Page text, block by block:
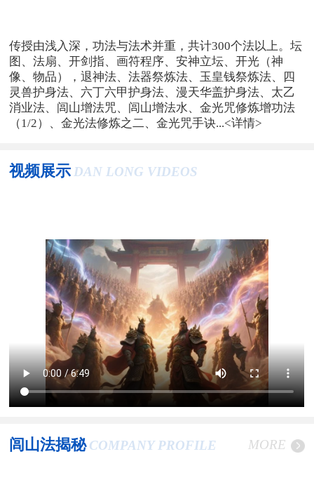
传授由浅入深，功法与法术并重，共计300个法以上。坛
图、法扇、开剑指、画符程序、安神立坛、开光（神
像、物品），退神法、法器祭炼法、玉皇钱祭炼法、四
灵兽护身法、六丁六甲护身法、漫天华盖护身法、太乙
消业法、闾山增法咒、闾山增法水、金光咒修炼增功法
（1/2）、金光法修炼之二、金光咒手诀...<详情>
视频展示 DAN LONG VIDEOS
闾山法揭秘 COMPANY PROFILE MORE